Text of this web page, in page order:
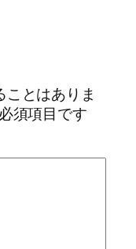
とはありま
須項目です